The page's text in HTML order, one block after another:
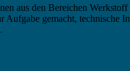
aus den Bereichen
Aufgabe gemacht,